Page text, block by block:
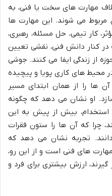
مهارت های سخت یا فنی، به
مربوط می شوند. این مهارت ها
کار تیمی، حل مسئله، رهبری،
در کنار دانش فنی، نقشی تعیین
از زندگی ایفا می کنند. جوشی
محیط های کاری پویا و پیچیده
ها را از همان ابتدای مسیر
او نشان می دهد که چگونه
استخدام، بیش از پیش به این
چرا که آن ها را ستون فقرات
تجربه نشان می دهد که
های فنی است و از این رو،
ارزش بیشتری برای فرد و